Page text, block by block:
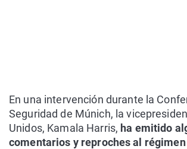
En una intervención durante la
Seguridad de Múnich, la
Unidos, Kamala Harris, ha emitido
comentarios y reproches al